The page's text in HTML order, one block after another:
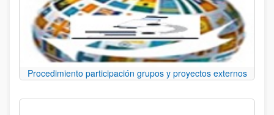
Procedimiento participación grupos y proyectos externos